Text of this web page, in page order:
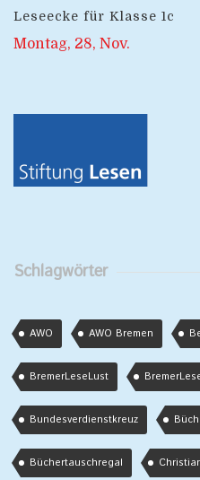
Leseecke für Klasse 1c
Montag, 28, Nov.
Schlagwörter
AWO AWO Bremen
BremerLeseLust
Bundesverdienstkreuz
Büchertauschregal